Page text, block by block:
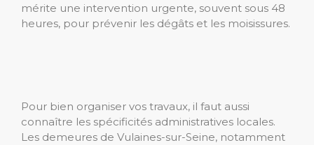
mérite une intervention urgente, souvent sous 48
heures, pour prévenir les dégâts et les moisissures.
Pour bien organiser vos travaux, il faut aussi
connaître les spécificités administratives locales.
Les demeures de Vulaines-sur-Seine, notamment